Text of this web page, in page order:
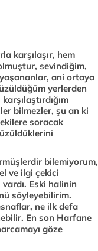
karşılaşır, hem
sevindiğim,
ani ortaya
yerlerden
bilmezler, şu an ki
soracak
bilemiyorum,
ve ilgi çekici
Eski halinin
söyleyebilirim.
ne ilk defa
En son Harfane
göze